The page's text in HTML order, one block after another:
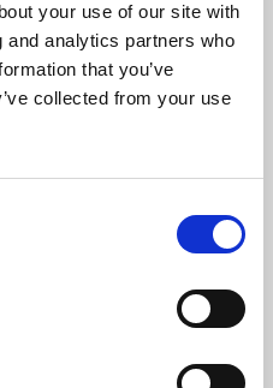
your use of our site with
analytics partners who
that you’ve
collected from your use
90 Milliarden